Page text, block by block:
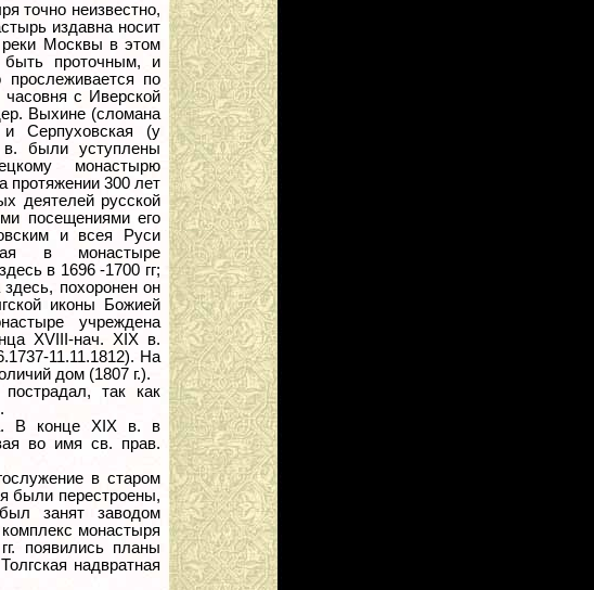
точно неизвестно,
издавна носит
Москвы в этом
быть проточным, и
по
с Иверской
Выхине (сломана
Серпуховская (у
в. были уступлены
монастырю
протяжении 300 лет
деятелей русской
посещениями его
и всея Руси
в монастыре
в 1696 -1700 гг;
похоронен он
иконы Божией
учреждена
XVIII-нач. XIX в.
11.11.1812). На
дом (1807 г.).
так как
В конце XIX в. в
во имя св. прав.
в старом
были перестроены,
занят заводом
монастыря
появились планы
надвратная